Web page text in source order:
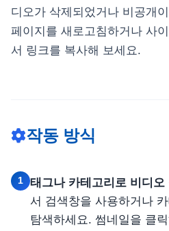
디오가 삭제되었거나 비공개
페이지를 새로고침하거나 사
서 링크를 복사해 보세요.
작동 방식
1 태그나 카테고리로 비디오
서 검색창을 사용하거나
탐색하세요. 썸네일을 클